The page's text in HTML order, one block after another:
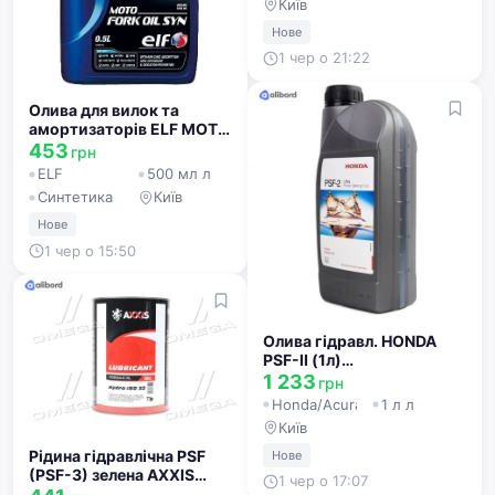
Олива для вилок та
амортизаторів ELF MOTO
FORK OIL SYN 10W
(Каністра 0,5л) 213966
453 грн
ELF
500 мл л
Синтетика
Київ
Нове
1 чер о 15:50
Рідина гідравлічна PSF
(PSF-3) зелена AXXIS
Київ
Нове
1 чер о 21:22
Олива гідравл. HONDA
PSF-II (1л)
08285P9901Y73
1 233 грн
Honda/Acura
1 л л
Київ
Нове
1 чер о 17:07